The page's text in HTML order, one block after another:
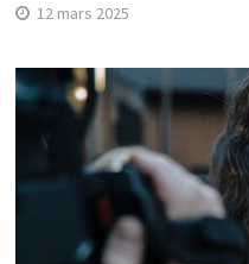
12 mars 2025